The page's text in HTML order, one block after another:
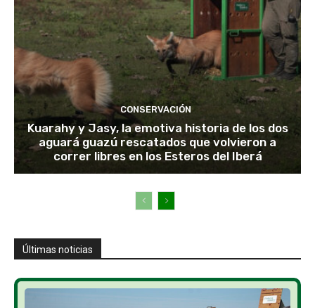
CONSERVACIÓN
Kuarahy y Jasy, la emotiva historia de los dos
aguará guazú rescatados que volvieron a
correr libres en los Esteros del Iberá
Últimas noticias